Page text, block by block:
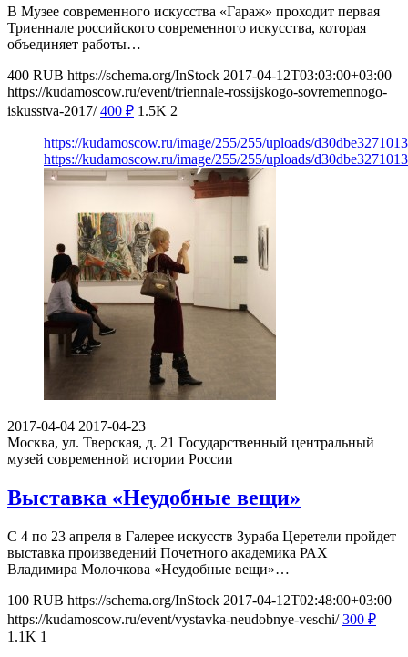
В Музее современного искусства «Гараж» проходит первая
Триеннале российского современного искусства, которая
объединяет работы…
400 RUB https://schema.org/InStock 2017-04-12T03:03:00+03:00
https://kudamoscow.ru/event/triennale-rossijskogo-sovremennogo-
iskusstva-2017/ 400 ₽ 1.5K 2
https://kudamoscow.ru/image/255/255/uploads/
https://kudamoscow.ru/image/255/255/uploads/
2017-04-04 2017-04-23
Москва, ул. Тверская, д. 21 Государственный центральный
музей современной истории России
Выставка «Неудобные вещи»
С 4 по 23 апреля в Галерее искусств Зураба Церетели пройдет
выставка произведений Почетного академика РАХ
Владимира Молочкова «Неудобные вещи»…
100 RUB https://schema.org/InStock 2017-04-12T02:48:00+03:00
https://kudamoscow.ru/event/vystavka-neudobnye-veschi/ 300 ₽
1.1K 1